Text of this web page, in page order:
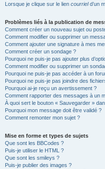
Lorsque je clique sur le lien courrield’un
Problèmes liés à la publication de
Comment créer un nouveau sujet ou
Comment modifier ou supprimer un
Comment ajouter une signature à mes
Comment créer un sondage ?
Pourquoi ne puis-je pas ajouter plus
Comment modifier ou supprimer un
Pourquoi ne puis-je pas accéder à un
Pourquoi ne puis-je pas joindre des
Pourquoi ai-je reçu un avertissement ?
Comment rapporter des messages à un
À quoi sert le bouton « Sauvegarder »
Pourquoi mon message doit être validé ?
Comment remonter mon sujet ?
Mise en forme et types de sujets
Que sont les BBCodes ?
Puis-je utiliser le HTML ?
Que sont les smileys ?
Puis-je publier des images ?